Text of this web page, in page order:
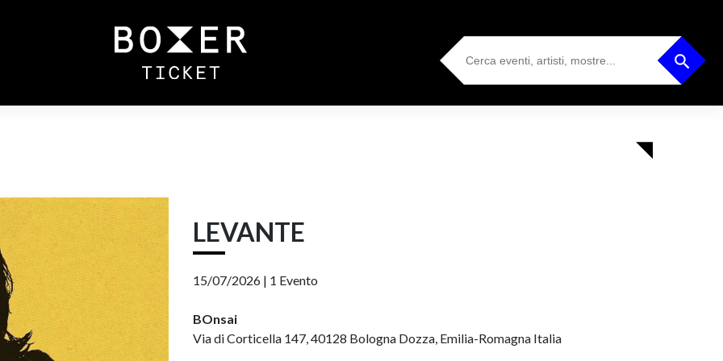
Search
for:
Search Button
LEVANTE
15/07/2026 | 1 Evento
BOnsai
Via di Corticella 147, 40128 Bologna Dozza, Emilia-Romagna Italia